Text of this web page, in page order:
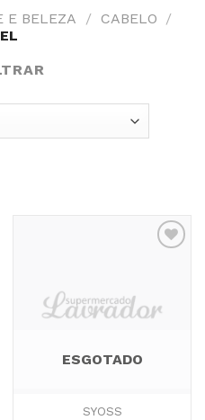
E BELEZA / CABELO /
Favoritos
ESGOTADO
SYOSS